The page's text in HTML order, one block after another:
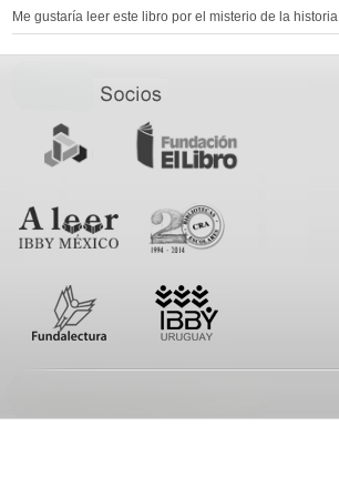
Me gustaría leer este libro por el misterio de la historia